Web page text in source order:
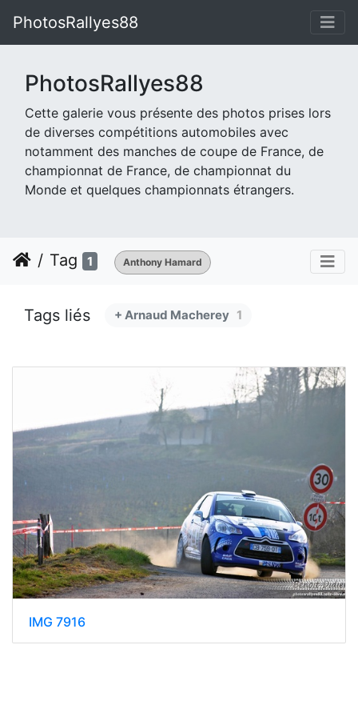
PhotosRallyes88
PhotosRallyes88
Cette galerie vous présente des photos prises lors
de diverses compétitions automobiles avec
notamment des manches de coupe de France, de
championnat de France, de championnat du
Monde et quelques championnats étrangers.
Tag 1 Anthony Hamard
Tags liés + Arnaud Macherey 1
IMG 7916